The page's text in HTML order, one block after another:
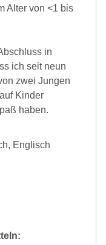
Alter von <1 bis
in
ich seit neun
zwei Jungen
Kinder
haben.
Englisch